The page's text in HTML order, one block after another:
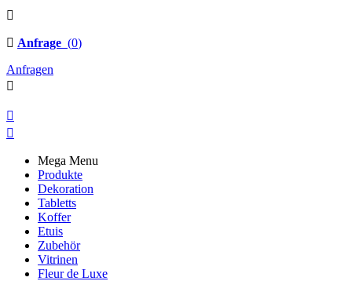

Anfrage (0)
Anfragen



Mega Menu
Produkte
Dekoration
Tabletts
Koffer
Etuis
Zubehör
Vitrinen
Fleur de Luxe